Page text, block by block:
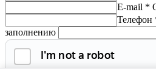
E-mail *
Телефон
заполнению